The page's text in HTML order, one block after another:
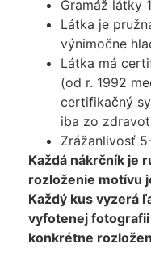
Gramáž látky
Látka je
výnimočne
Látka má
(od r. 1992
certifikačný
iba zo
Zrážanlivosť
Každá nákrčník je
rozloženie motívu
Každý kus vyzerá
vyfotenej
konkrétne